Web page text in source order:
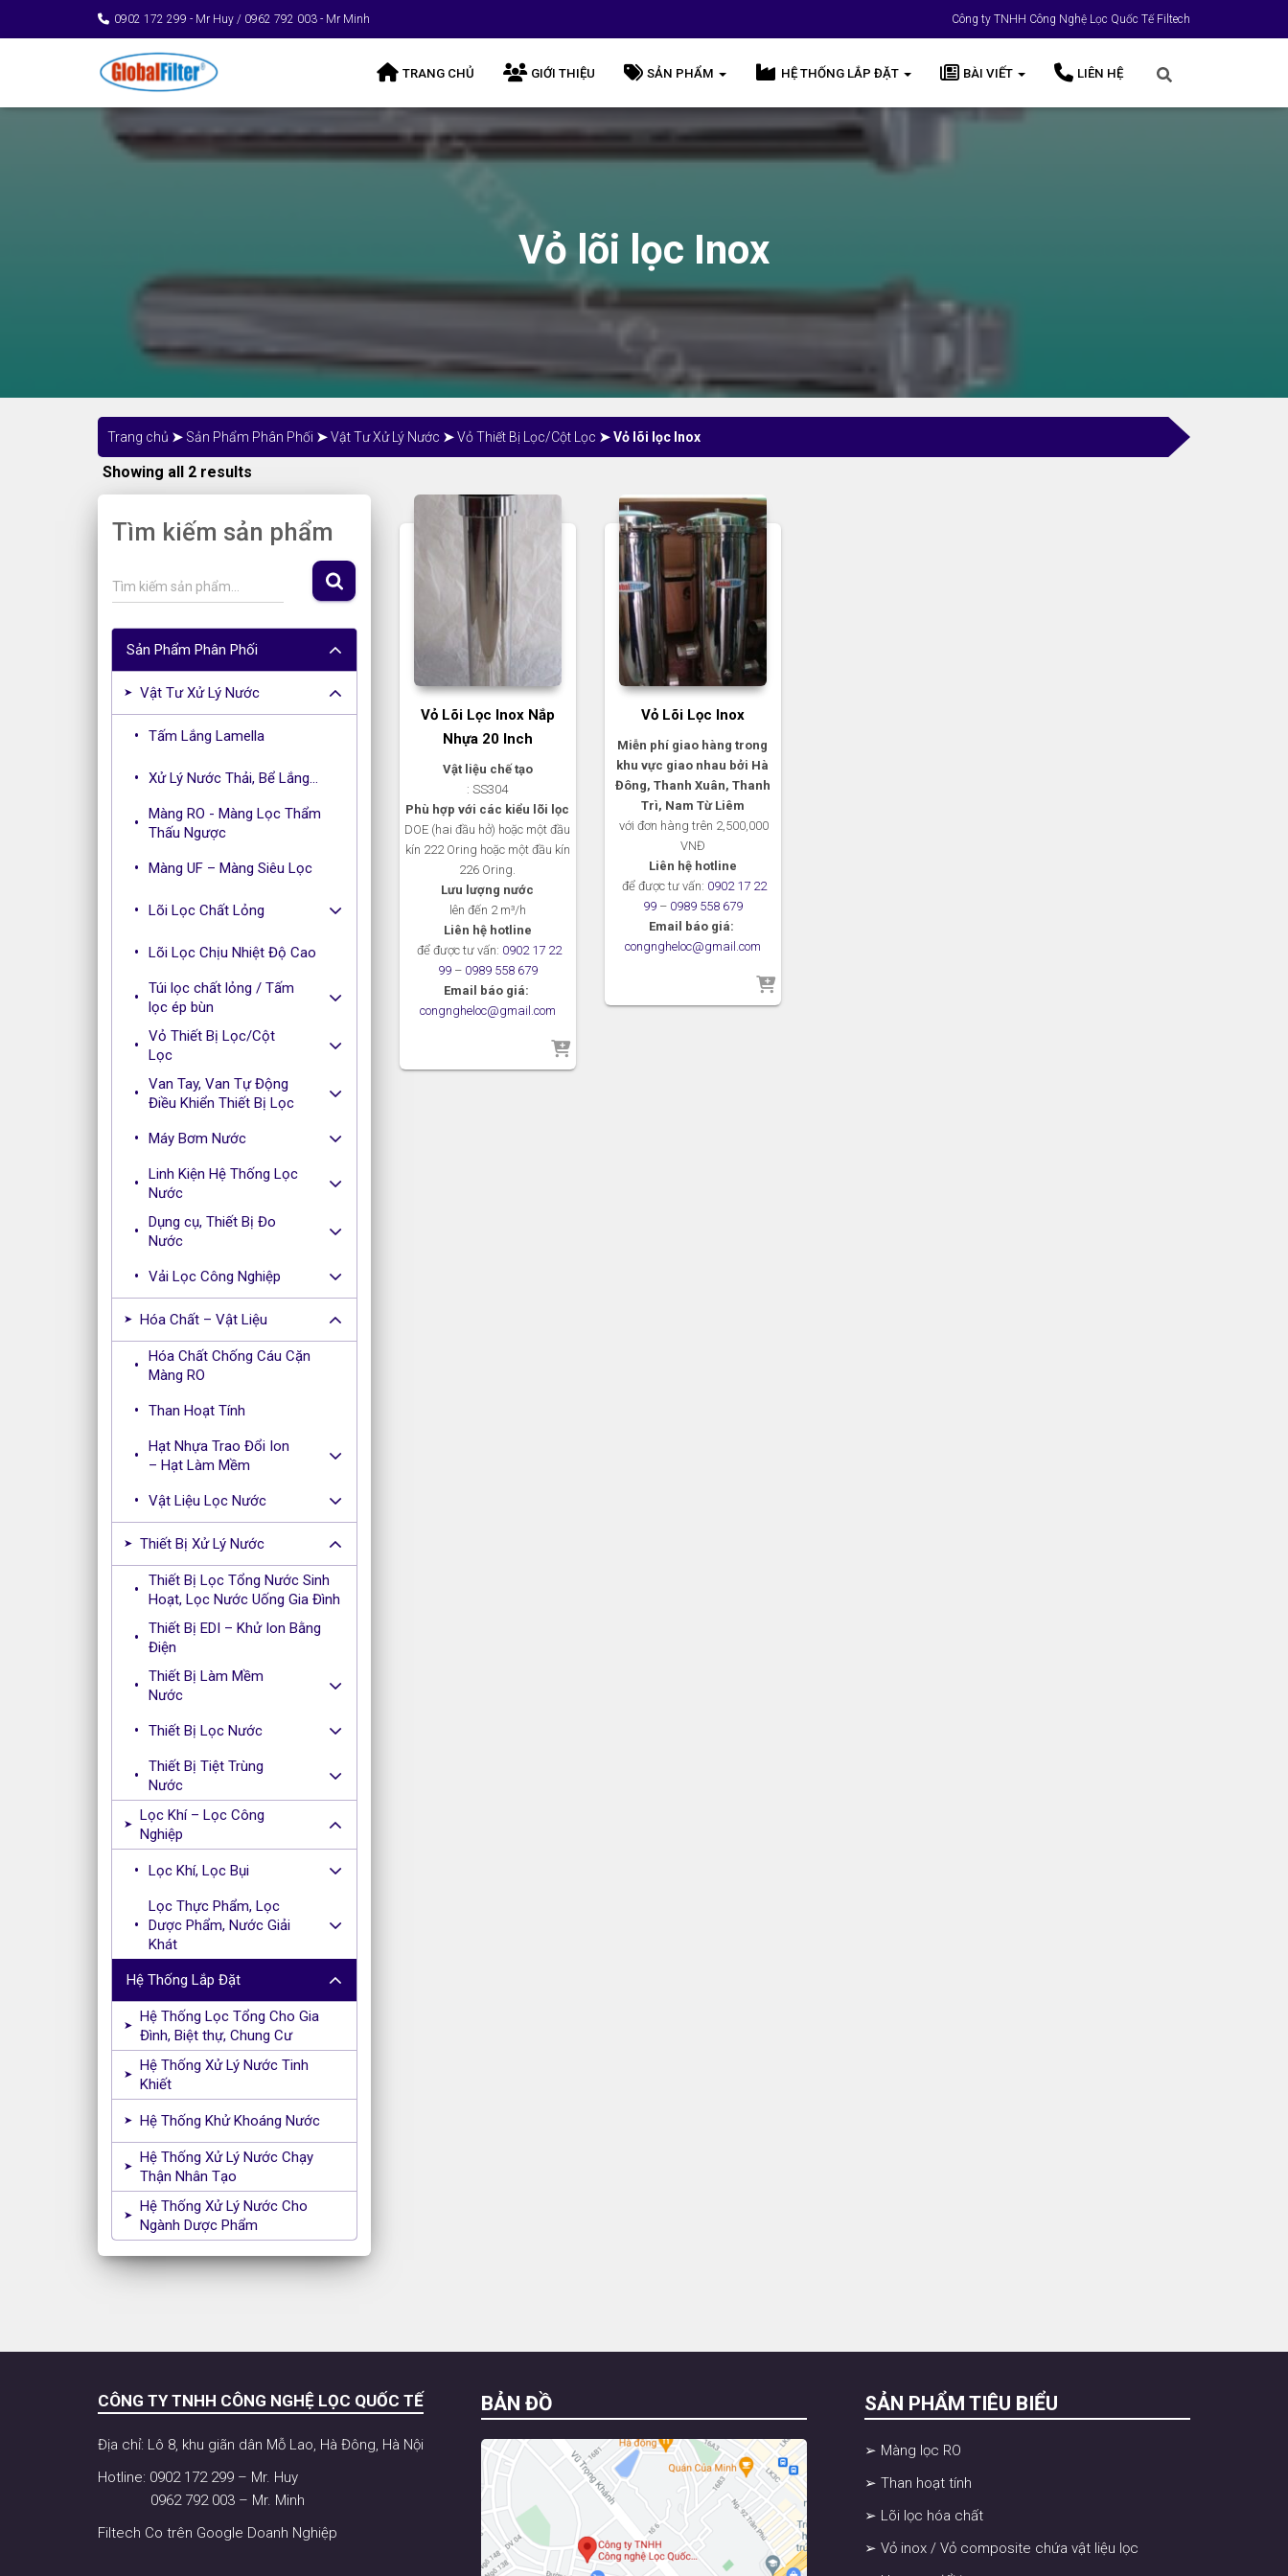
0902 172 299 - Mr Huy / 0962 792 003 - Mr Minh Công ty TNHH Công Nghệ Lọc Quốc Tế Filtech
TRANG CHỦ GIỚI THIỆU SẢN PHẨM HỆ THỐNG LẮP ĐẶT BÀI VIẾT LIÊN HỆ
Vỏ lõi lọc Inox
Trang chủ ➤ Sản Phẩm Phân Phối ➤Vật Tư Xử Lý Nước ➤Vỏ Thiết Bị Lọc/Cột Lọc ➤ Vỏ lõi lọc Inox
Showing all 2 results
Tìm kiếm sản phẩm
S
e
Tìm kiếm sản phẩm…
Sản Phẩm Phân Phối
Vật Tư Xử Lý Nước
Tấm Lắng Lamella
Xử Lý Nước Thải, Bể Lắng...
Màng RO - Màng Lọc Thẩm
Thấu Ngược
Màng UF – Màng Siêu Lọc
Lõi Lọc Chất Lỏng
Lõi Lọc Chịu Nhiệt Độ Cao
Túi lọc chất lỏng / Tấm
lọc ép bùn
Vỏ Thiết Bị Lọc/Cột
Lọc
Van Tay, Van Tự Động
Điều Khiển Thiết Bị Lọc
Máy Bơm Nước
Linh Kiện Hệ Thống Lọc
Nước
Dụng cụ, Thiết Bị Đo
Nước
Vải Lọc Công Nghiệp
Hóa Chất – Vật Liệu
Hóa Chất Chống Cáu Cặn
Màng RO
Than Hoạt Tính
Hạt Nhựa Trao Đổi Ion
– Hạt Làm Mềm
Vật Liệu Lọc Nước
Thiết Bị Xử Lý Nước
Thiết Bị Lọc Tổng Nước Sinh
Hoạt, Lọc Nước Uống Gia Đình
Thiết Bị EDI – Khử Ion Bằng
Điện
Thiết Bị Làm Mềm
Nước
Thiết Bị Lọc Nước
Thiết Bị Tiệt Trùng
Nước
Lọc Khí – Lọc Công
Nghiệp
Lọc Khí, Lọc Bụi
Lọc Thực Phẩm, Lọc
Dược Phẩm, Nước Giải
Khát
Hệ Thống Lắp Đặt
Hệ Thống Lọc Tổng Cho Gia
Đình, Biệt thự, Chung Cư
Hệ Thống Xử Lý Nước Tinh
Khiết
Hệ Thống Khử Khoáng Nước
Hệ Thống Xử Lý Nước Chạy
Thận Nhân Tạo
Hệ Thống Xử Lý Nước Cho
Ngành Dược Phẩm
Vỏ Lõi Lọc Inox Nắp
Nhựa 20 Inch
Vật liệu chế tạo
: SS304
Phù hợp với các kiểu lõi lọc
DOE (hai đầu hở) hoặc một đầu
kín 222 Oring hoặc một đầu kín
226 Oring.
Lưu lượng nước
lên đến 2 m³/h
Liên hệ hotline
để được tư vấn: 0902 17 22
99– 0989 558 679
Email báo giá:
congngheloc@gmail.com
Vỏ Lõi Lọc Inox
Miễn phí giao hàng trong
khu vực giao nhau bởi Hà
Đông, Thanh Xuân, Thanh
Trì, Nam Từ Liêm
với đơn hàng trên 2,500,000
VNĐ
Liên hệ hotline
để được tư vấn: 0902 17 22
99– 0989 558 679
Email báo giá:
congngheloc@gmail.com
CÔNG TY TNHH CÔNG NGHỆ LỌC QUỐC TẾ
Địa chỉ: Lô 8, khu giãn dân Mỗ Lao, Hà Đông, Hà Nội
Hotline: 0902 172 299 – Mr. Huy
0962 792 003 – Mr. Minh
Filtech Co trên Google Doanh Nghiệp
BẢN ĐỒ SẢN PHẨM TIÊU BIỂU
➢ Màng lọc RO
➢ Than hoạt tính
➢ Lõi lọc hóa chất
➢ Vỏ inox / Vỏ composite chứa vật liệu lọc